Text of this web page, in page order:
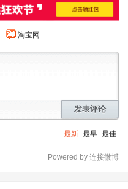
淘宝网
发表评论
最新 最早 最佳
Powered by 连接微博